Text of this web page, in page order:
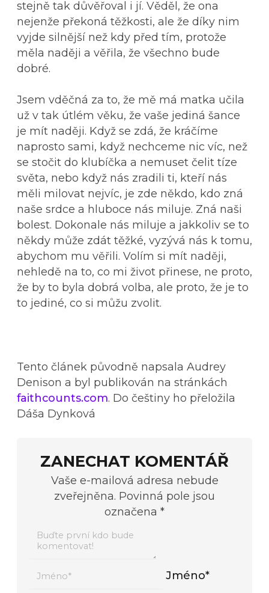
stejně tak důvěřoval i jí. Věděl, že ona
nejenže překoná těžkosti, ale že díky nim
vyjde silnější než kdy před tím, protože
měla naději a věřila, že všechno bude
dobré.
Jsem vděčná za to, že mě má matka učila
už v tak útlém věku, že vaše jediná šance
je mít naději. Když se zdá, že kráčíme
naprosto sami, když nechceme nic víc, než
se stočit do klubíčka a nemuset čelit tíze
světa, nebo když nás zradili ti, kteří nás
měli milovat nejvíc, je zde někdo, kdo zná
naše srdce a hluboce nás miluje. Zná naši
bolest. Dokonale nás miluje a jakkoliv se to
někdy může zdát těžké, vyzývá nás k tomu,
abychom mu věřili. Volím si mít naději,
nehledě na to, co mi život přinese, ne proto,
že by to byla dobrá volba, ale proto, že je to
to jediné, co si můžu zvolit.
Tento článek původně napsala Audrey
Denison a byl publikován na stránkách
faithcounts.com. Do češtiny ho přeložila
Dáša Dynková
ZANECHAT KOMENTÁŘ
Vaše e-mailová adresa nebude
zveřejněna. Povinná pole jsou
označena *
Jméno*